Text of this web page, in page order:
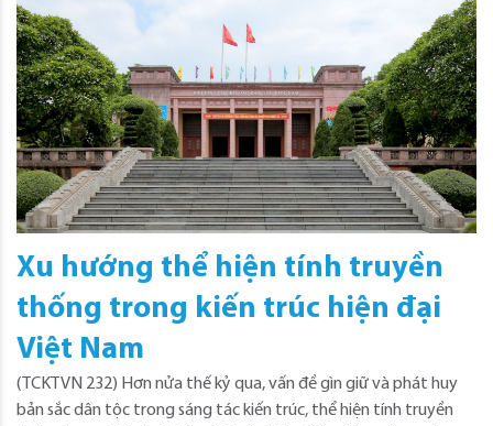
Xu hướng thể hiện tính truyền
thống trong kiến trúc hiện đại
Việt Nam
(TCKTVN 232) Hơn nửa thế kỷ qua, vấn đề gìn giữ và phát huy
bản sắc dân tộc trong sáng tác kiến trúc, thể hiện tính truyền